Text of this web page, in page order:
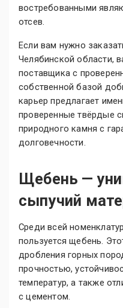
востребованными
отсев.
Если вам нужно
Челябинской области,
поставщика с
собственной базой
карьер предлагает
проверенные твёрдые
природного камня с
долговечности.
Щебень —
сыпучий
Среди всей
пользуется щебень.
дробления горных
прочностью,
температур, а также
с цементом.